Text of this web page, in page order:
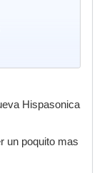
Hispasonica
un poquito mas